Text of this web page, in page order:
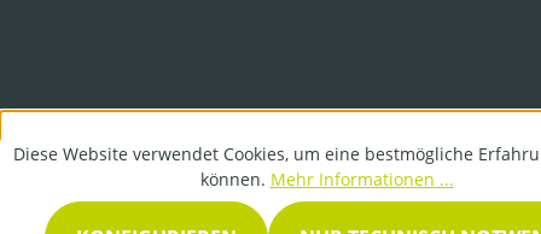
Diese Website verwendet Cookies, um eine bestmögliche
können. Mehr Informationen ...